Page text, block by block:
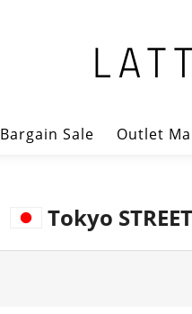
Bargain Sale Outlet
Tokyo